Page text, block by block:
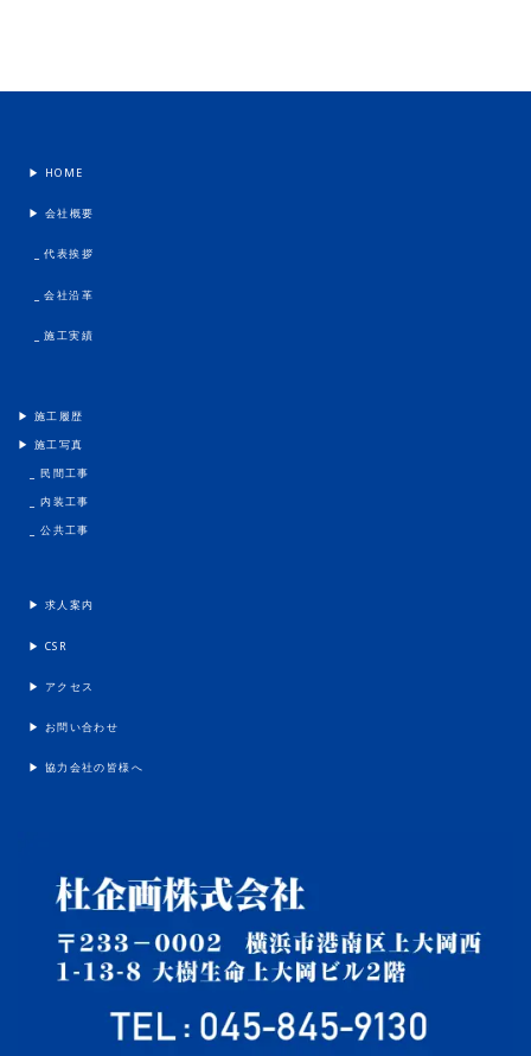
▶︎ HOME
▶︎ 会社概要
_ 代表挨拶
_ 会社沿革
_ 施工実績
▶︎ 施工履歴
▶︎ 施工写真
_ 民間工事
_ 内装工事
_ 公共工事
▶︎ 求人案内
▶︎ CSR
▶︎ アクセス
▶︎ お問い合わせ
▶︎ 協力会社の皆様へ